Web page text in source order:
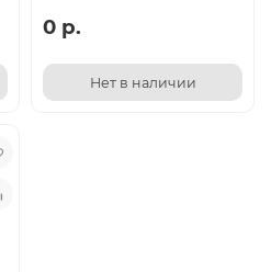
0 р.
Нет в наличии